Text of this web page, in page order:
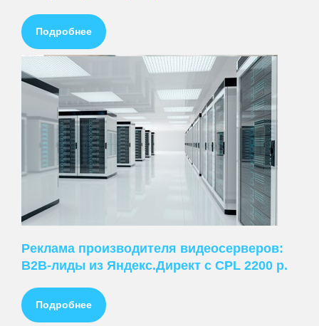
Подробнее
Реклама производителя видеосерверов:
B2B-лиды из Яндекс.Директ с CPL 2200 р.
Подробнее
ПРЕДЛАГАЕМ
Стоимость контекстной рекламы
Заказать контекстную рекламу
Ведение рекламы в Яндекс.Директ
Настройка рекламы в Яндекс.Директ
Стоимость рекламы в Яндекс.Директ